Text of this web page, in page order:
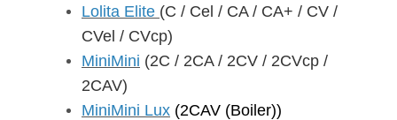
Lolita Elite (C / Cel / CA / CA+ / CV /
CVel / CVcp)
MiniMini (2C / 2CA / 2CV / 2CVcp /
2CAV)
MiniMini Lux (2CAV (Boiler))